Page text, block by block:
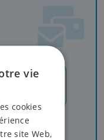
rien manquer
émissions
vie
cookies
site Web,